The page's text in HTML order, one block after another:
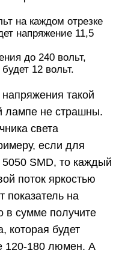
на каждом отрезке
напряжение 11,5
до 240 вольт,
12 вольт.
такой
лампе не страшны.
света
если для
5050 SMD, то каждый
поток яркостью
показатель на
в сумме получите
которая будет
120-180 люмен. А